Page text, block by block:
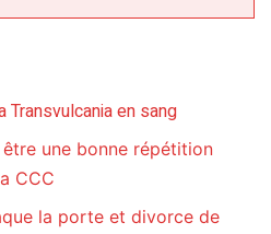
en sang
une bonne répétition
CCC
la porte et divorce de